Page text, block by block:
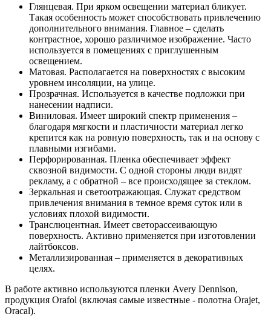
Глянцевая. При ярком освещении материал бликует.
Такая особенность может способствовать привлечению
дополнительного внимания. Главное – сделать
контрастное, хорошо различимое изображение. Часто
используется в помещениях с приглушенным
освещением.
Матовая. Располагается на поверхностях с высоким
уровнем инсоляции, на улице.
Прозрачная. Используется в качестве подложки при
нанесении надписи.
Виниловая. Имеет широкий спектр применения –
благодаря мягкости и пластичности материал легко
крепится как на ровную поверхность, так и на основу с
плавными изгибами.
Перфорированная. Пленка обеспечивает эффект
сквозной видимости. С одной стороны люди видят
рекламу, а с обратной – все происходящее за стеклом.
Зеркальная и светоотражающая. Служат средством
привлечения внимания в темное время суток или в
условиях плохой видимости.
Транслюцентная. Имеет светорассеивающую
поверхность. Активно применяется при изготовлении
лайтбоксов.
Металлизированная – применяется в декоративных
целях.
В работе активно используются пленки Avery Dennison,
продукция Orafol (включая самые известные - полотна Orajet,
Oracal).